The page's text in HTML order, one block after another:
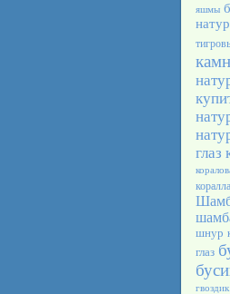
яшмы
глаз
коралла
шнур
глаз